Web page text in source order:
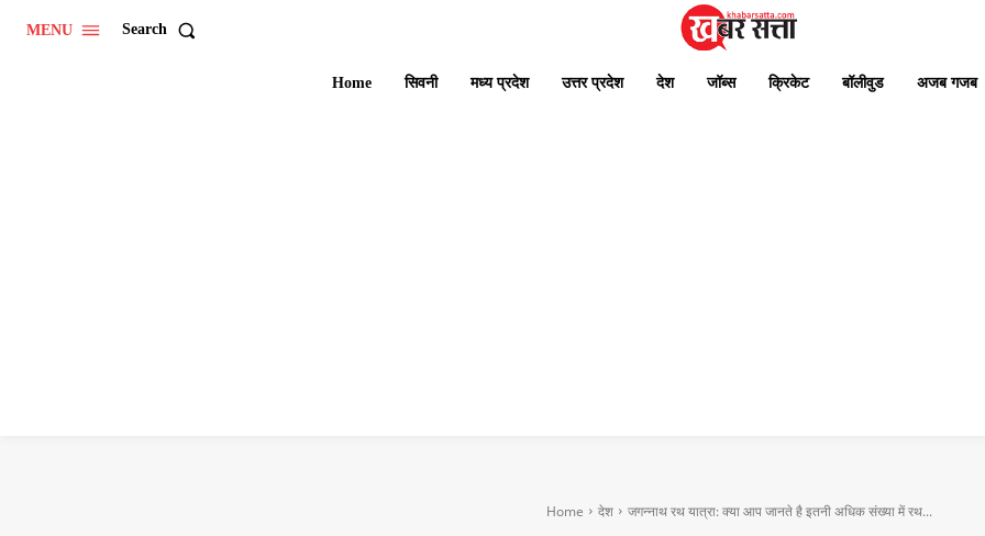
MENU Search
Home सिवनी मध्य प्रदेश उत्तर प्रदेश देश जॉब्स क्रिकेट बॉलीवुड अजब गजब
Home देश जगन्नाथ रथ यात्रा: क्या आप जानते है इतनी अधिक संख्या में रथ...